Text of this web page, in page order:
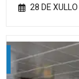
28 DE